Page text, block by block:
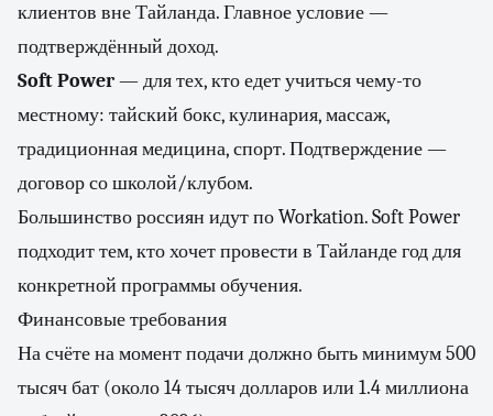
клиентов вне Тайланда. Главное условие —
подтверждённый доход.
Soft Power— для тех, кто едет учиться чему-то
местному: тайский бокс, кулинария, массаж,
традиционная медицина, спорт. Подтверждение —
договор со школой/клубом.
Большинство россиян идут по Workation. Soft Power
подходит тем, кто хочет провести в Тайланде год для
конкретной программы обучения.
Финансовые требования
На счёте на момент подачи должно быть минимум 500
тысяч бат (около 14 тысяч долларов или 1.4 миллиона